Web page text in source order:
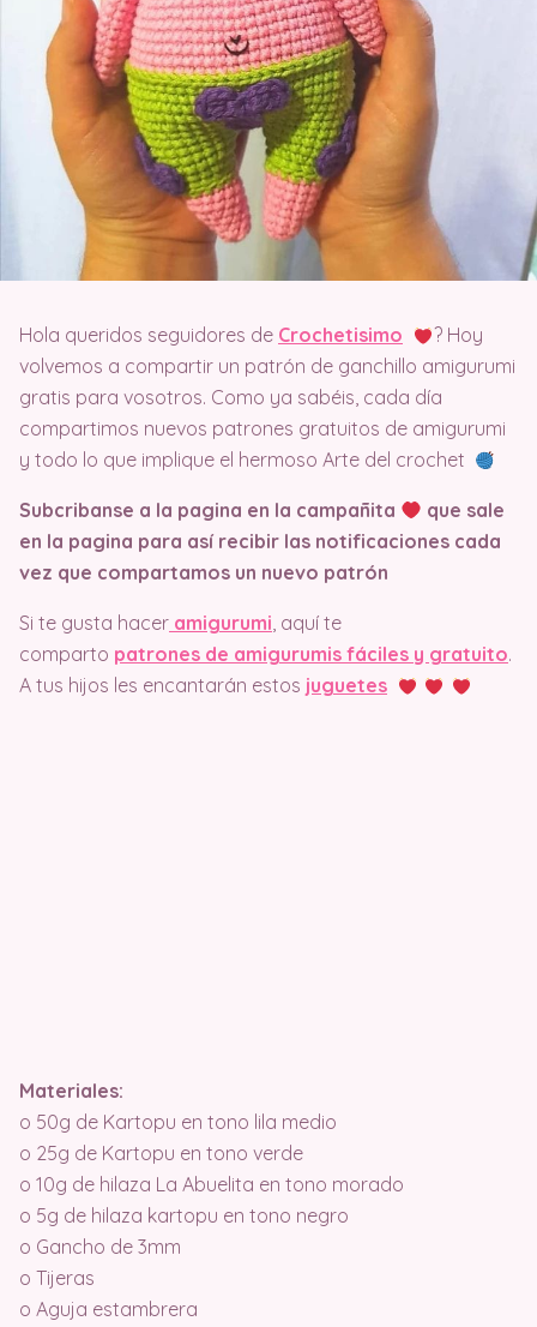
Hola queridos seguidores de Crochetisimo
? Hoy
volvemos a compartir un patrón de ganchillo amigurumi
gratis para vosotros. Como ya sabéis, cada día
compartimos nuevos patrones gratuitos de amigurumi
y todo lo que implique el hermoso Arte del crochet
Subcribanse a la pagina en la campañita
que sale
en la pagina para así recibir las notificaciones cada
vez que compartamos un nuevo patrón
Si te gusta hacer amigurumi, aquí te
comparto patrones de amigurumis fáciles y gratuito.
A tus hijos les encantarán estos juguetes
Materiales:
o 50g de Kartopu en tono lila medio
o 25g de Kartopu en tono verde
o 10g de hilaza La Abuelita en tono morado
o 5g de hilaza kartopu en tono negro
o Gancho de 3mm
o Tijeras
o Aguja estambrera